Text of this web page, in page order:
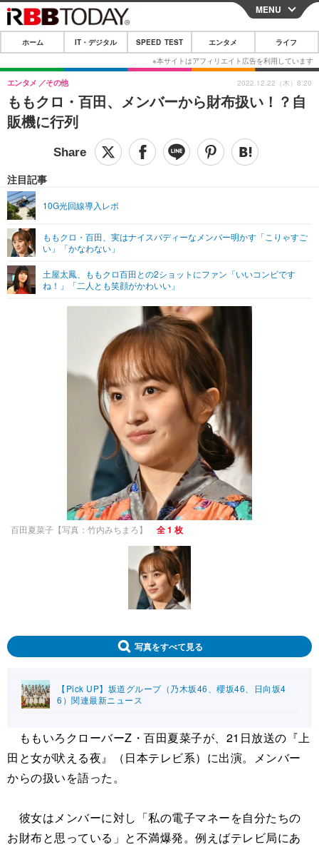
CLOSE
ホーム
IT・デジタル
IT・デジタルTOP スマートフォン
ショッピング その他
SPEED TEST
エンタメTOP 映画・ドラマ
グラビア
ショッピング その他
ライフTOP
その他
リリース一覧
プッシュ通知の停止方法
MENU
ホーム IT・デジタル SPEED TEST エンタメ ライフ
ももクロ・百田、メンバーから財布扱い！？自
販機に行列
エンタメ その他
注目記事
10G光回線導入レポ
ももクロ・百田、実はナイスバディーなメンバー明かす「こりゃすご
い」「かなわない」
土屋太鳳、ももクロ百田との2ショットにファン「いいコンビです
ね！」「二人とも笑顔がかわいい」
2022.12.22（木）8:20
百田夏菜子【写真：竹内みちまろ】 全 1 枚
写真をすべて見る
【Pick UP】坂道グループ（乃木坂46、櫻坂46、日向坂4
6）関連最新ニュース
ももいろクローバーZ・百田夏菜子が、21日放送の『上
田と女が吠える夜』（日本テレビ系）に出演。メンバー
からの扱いを語った。
彼女はメンバーに対し「私の電子マネーを自分たちの
お財布と思っている」と不満爆発。例えばテレビ局にあ